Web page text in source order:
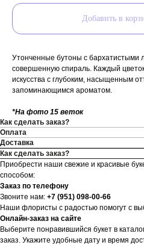
Добавить в
Утонченные бутоны с бархатистыми
совершенную спираль. Каждый
искусства с глубоким, насыщенным
запоминающимся ароматом.
*На фото 15 веток
Как сделать заказ?
Оплата
Доставка
Как сделать заказ?
Приобрести наши свежие и красивые
способом:
Заказ по телефону
Звоните нам: +7 (951) 098-00-66
Наши флористы с радостью помогут с
Онлайн-заказ на сайте
Выберите понравившийся букет в
заказ. Укажите удобные дату и время